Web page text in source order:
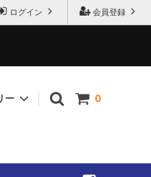
会員登録
ログイン
0
ー